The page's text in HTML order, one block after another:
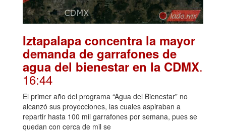
Iztapalapa concentra la mayor
demanda de garrafones de
agua del bienestar en la CDMX.
16:44
El primer año del programa “Agua del Bienestar” no
alcanzó sus proyecciones, las cuales aspiraban a
repartir hasta 100 mil garrafones por semana, pues se
quedan con cerca de mil se